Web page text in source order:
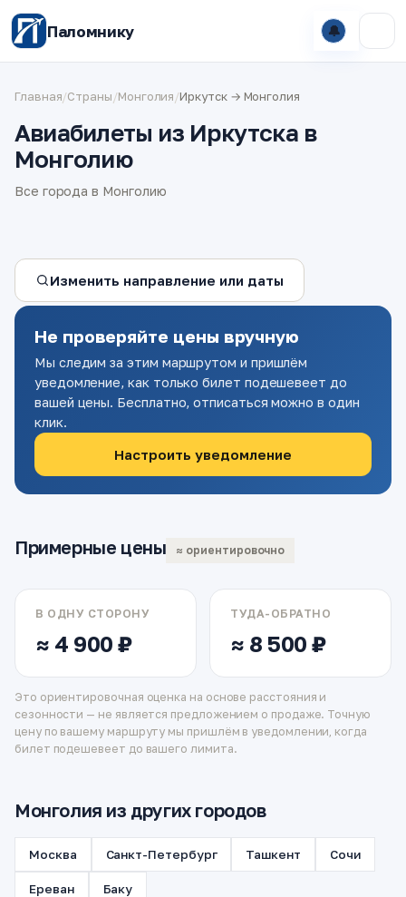
Паломнику 🔔
Главная/Страны/Монголия/Иркутск → Монголия
Авиабилеты из Иркутска в
Монголию
Все города в Монголию
Изменить направление или даты
Не проверяйте цены вручную
Мы следим за этим маршрутом и пришлём
уведомление, как только билет подешевеет до
вашей цены. Бесплатно, отписаться можно в один
клик.
Настроить уведомление
Примерные цены ≈ ориентировочно
В ОДНУ СТОРОНУ
≈ 4 900 ₽
ТУДА-ОБРАТНО
≈ 8 500 ₽
Это ориентировочная оценка на основе расстояния и
сезонности — не является предложением о продаже. Точную
цену по вашему маршруту мы пришлём в уведомлении, когда
билет подешевеет до вашего лимита.
Монголия из других городов
Москва Санкт-Петербург Ташкент Сочи
Ереван Баку